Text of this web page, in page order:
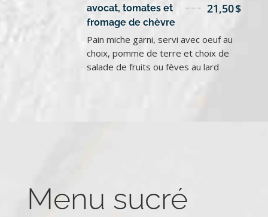
avocat, tomates et
fromage de chèvre
$
21,50
Pain miche garni, servi avec oeuf au
choix, pomme de terre et choix de
salade de fruits ou fèves au lard
Menu sucré